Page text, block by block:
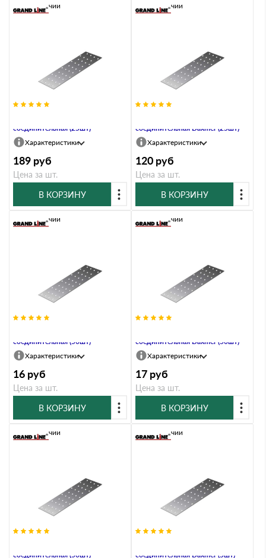
соединительная (25шт)
В наличии
Характеристики
189 руб
Цена за шт.
В КОРЗИНУ
соединительная Daxmer (25шт)
В наличии
Характеристики
120 руб
Цена за шт.
В КОРЗИНУ
соединительная (50шт)
В наличии
Характеристики
16 руб
Цена за шт.
В КОРЗИНУ
соединительная Daxmer (50шт)
В наличии
Характеристики
17 руб
Цена за шт.
В КОРЗИНУ
соединительная (50шт)
В наличии
соединительная Daxmer (5шт)
В наличии